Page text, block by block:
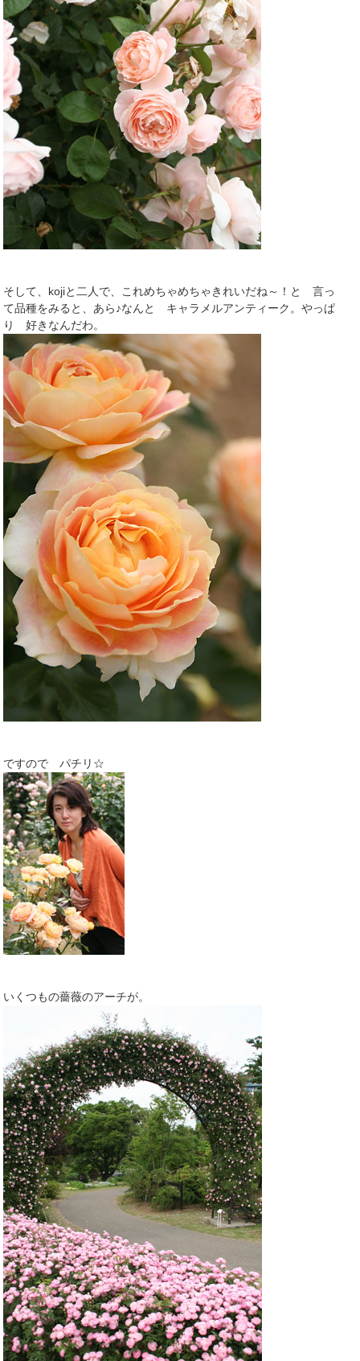
そして、kojiと二人で、これめちゃめちゃきれいだね～！と 言っ
て品種をみると、あら♪なんと キャラメルアンティーク。やっぱ
り 好きなんだわ。
ですので パチリ☆
いくつもの薔薇のアーチが。